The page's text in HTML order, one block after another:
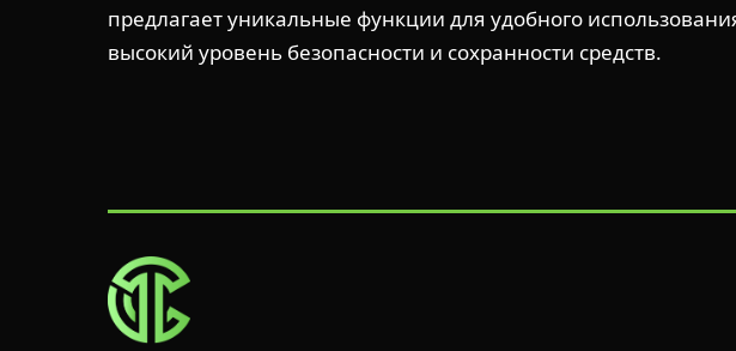
предлагает уникальные функции для удобного
высокий уровень безопасности и сохранности средств.